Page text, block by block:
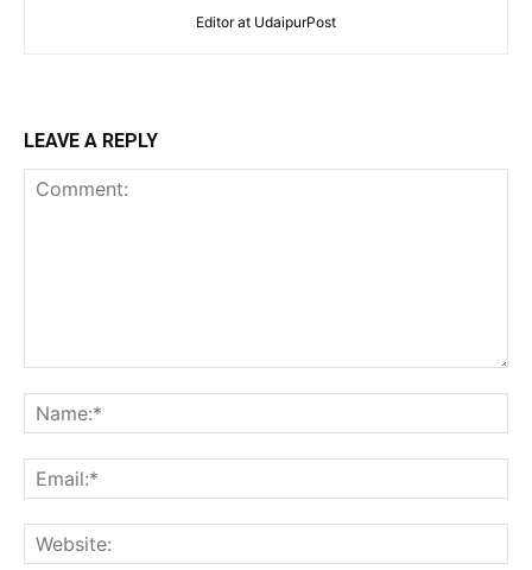
Editor at UdaipurPost
LEAVE A REPLY